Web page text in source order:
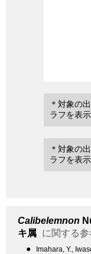
＊対象の
ラフを表
＊対象の
ラフを表
Calibelemnon
キ属 に関する
●
Imahara, Y.,